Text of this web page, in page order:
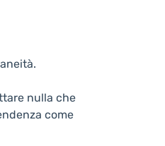
nulla che
come